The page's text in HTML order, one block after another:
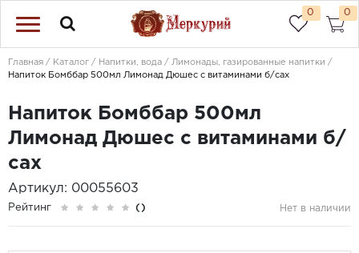
0 0
Главная Каталог Напитки, вода
Лимонады, газированные напитки
Напиток Бомббар 500мл Лимонад Дюшес с витаминами б/сах
Напиток Бомббар 500мл
Лимонад Дюшес с витаминами б/
сах
Артикул: 00055603
Рейтинг () Нет в наличии